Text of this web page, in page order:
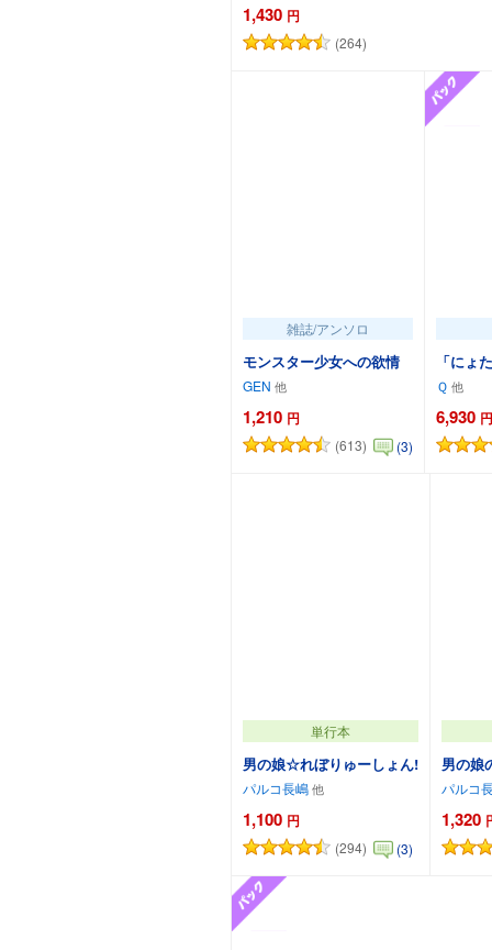
1,430 円
(264)
カートに追加
雑誌/アンソロ
モンスター少女への欲情
GEN
1,210 円
(613) (3)
カートに追加
「にょ
Ｑ
6,930 円
単行本
男の娘☆れぼりゅーしょん!
パルコ長嶋
1,100 円
(294) (3)
カートに追加
男の娘
パルコ
1,320